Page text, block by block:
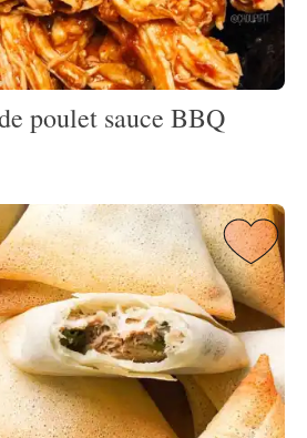
poulet sauce BBQ